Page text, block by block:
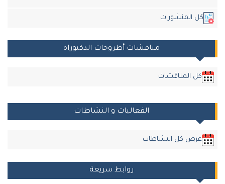
المنشورات
مناقشات أطروحات الدكتوراه
كل المناقشات
الفعاليات و النشاطات
عرض كل النشاطات
روابط سريعة